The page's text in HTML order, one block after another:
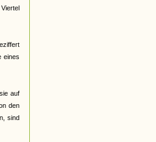
eines
auf
den
sind